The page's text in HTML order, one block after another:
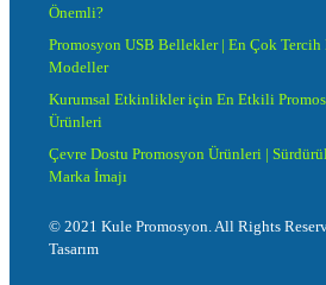
Önemli?
Promosyon USB Bellekler | En Çok Tercih
Modeller
Kurumsal Etkinlikler için En Etkili
Ürünleri
Çevre Dostu Promosyon Ürünleri |
Marka İmajı
© 2021 Kule Promosyon. All Rights
Tasarım